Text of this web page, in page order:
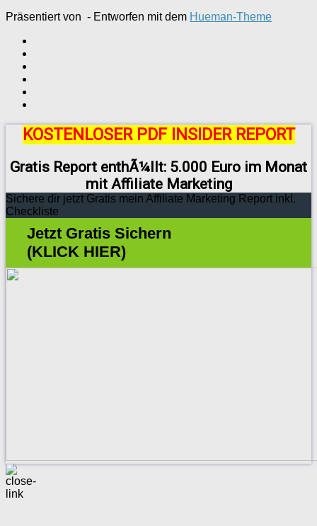
Präsentiert von - Entworfen mit dem Hueman-Theme
KOSTENLOSER PDF INSIDER REPORT
Gratis Report enthÃ¼llt: 5.000 Euro im Monat
mit Affiliate Marketing
Sichere dir jetzt Gratis mein Affiliate Marketing Report inkl.
Checkliste
Jetzt Gratis Sichern
(KLICK HIER)